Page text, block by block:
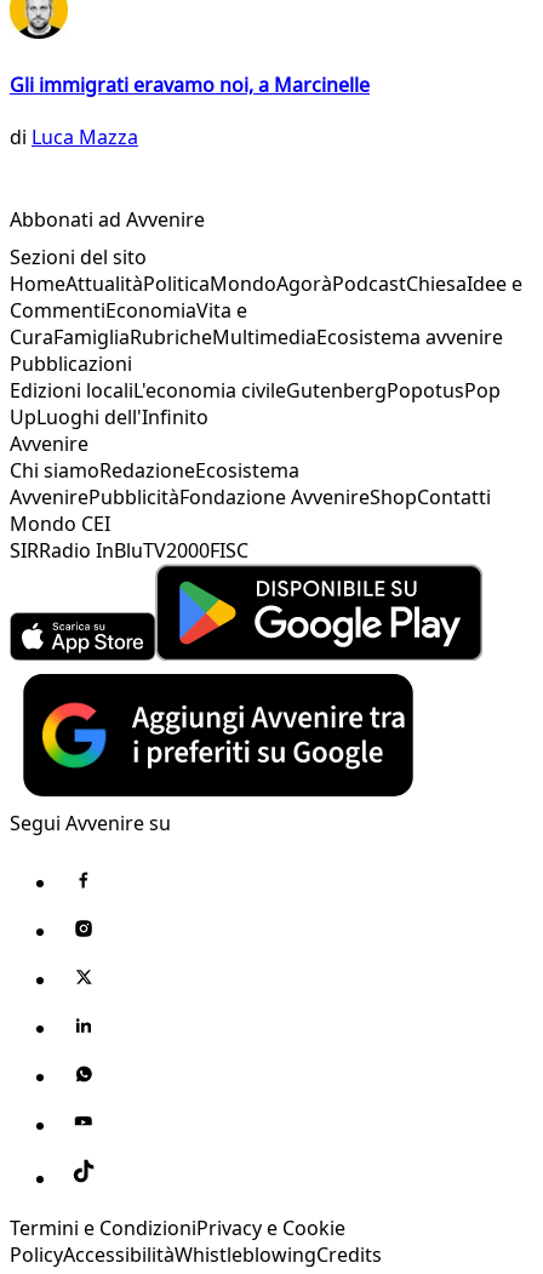
Gli immigrati eravamo noi, a Marcinelle
di Luca Mazza
Abbonati ad Avvenire
Sezioni del sito
HomeAttualitàPoliticaMondoAgoràPodcastChiesaIdee e
CommentiEconomiaVita e
CuraFamigliaRubricheMultimediaEcosistema avvenire
Pubblicazioni
Edizioni localiL'economia civileGutenbergPopotusPop
UpLuoghi dell'Infinito
Avvenire
Chi siamoRedazioneEcosistema
AvvenirePubblicitàFondazione AvvenireShopContatti
Mondo CEI
SIRRadio InBluTV2000FISC
Segui Avvenire su
Termini e CondizioniPrivacy e Cookie
PolicyAccessibilitàWhistleblowingCredits